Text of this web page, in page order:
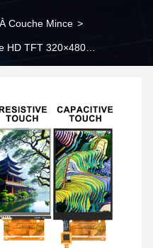
Couche Mince >
HD TFT 320×480